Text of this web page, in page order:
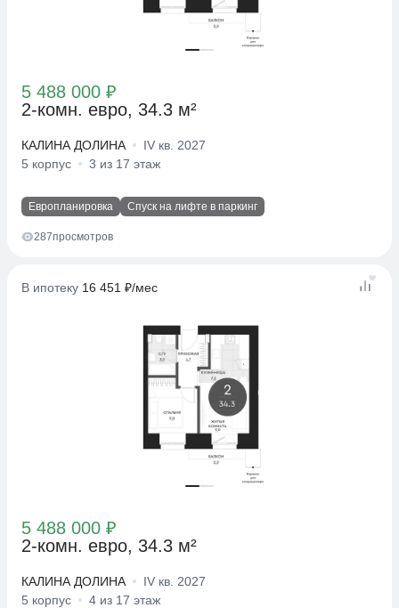
5 488 000 ₽
2-комн. евро, 34.3 м²
КАЛИНА ДОЛИНА
IV кв. 2027
5 корпус
3 из 17 этаж
Европланировка Спуск на лифте в паркинг
287просмотров
В ипотеку 16 451 ₽/мес
5 488 000 ₽
2-комн. евро, 34.3 м²
КАЛИНА ДОЛИНА
IV кв. 2027
5 корпус
4 из 17 этаж